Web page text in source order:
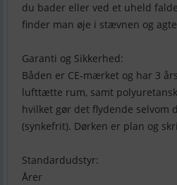
du bader eller ved et uheld
finder man øje i stævnen og
Garanti og Sikkerhed:
Båden er CE-mærket og har 3
lufttætte rum, samt
hvilket gør det flydende selvom
(synkefrit). Dørken er plan og
Standardudstyr:
Årer